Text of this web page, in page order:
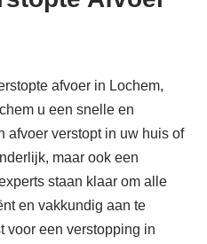
afvoer in Lochem,
u een snelle en
afvoer verstopt in uw huis of
maar ook een
staan klaar om alle
en vakkundig aan te
voor een verstopping in